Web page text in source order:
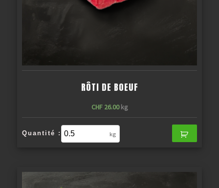
RÔTI DE BOEUF
CHF26.00 kg
Quantité : kg